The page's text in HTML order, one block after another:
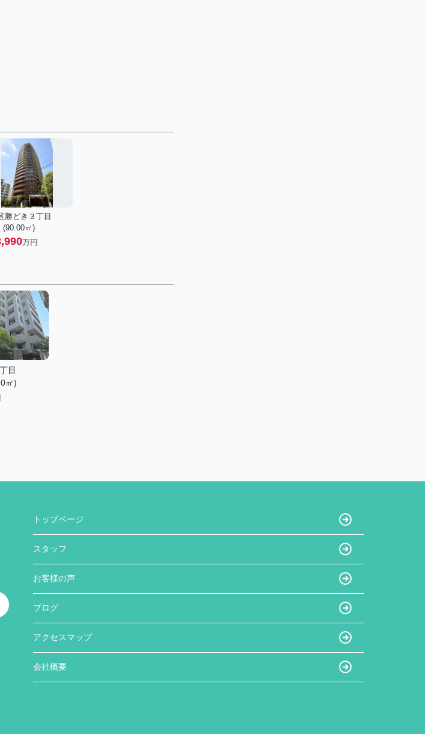
勝どき３丁目
(90.00㎡)
万円
目
㎡)
トップページ
スタッフ
お客様の声
ブログ
アクセスマップ
会社概要